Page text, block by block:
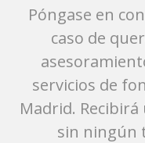
Póngase en
caso de
servicios de
Madrid.
sin ningún